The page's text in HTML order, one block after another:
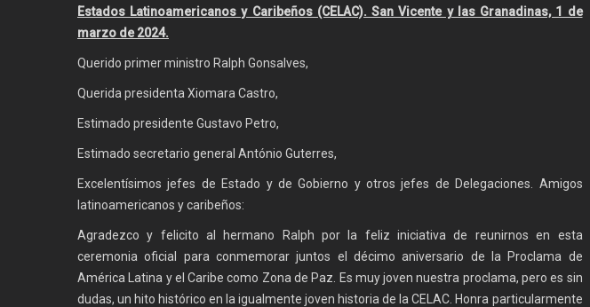
Estados Latinoamericanos y Caribeños (CELAC). San Vicente y las Granadinas, 1 de
marzo de 2024.
Querido primer ministro Ralph Gonsalves,
Querida presidenta Xiomara Castro,
Estimado presidente Gustavo Petro,
Estimado secretario general António Guterres,
Excelentísimos jefes de Estado y de Gobierno y otros jefes de Delegaciones. Amigos
latinoamericanos y caribeños:
Agradezco y felicito al hermano Ralph por la feliz iniciativa de reunirnos en esta
ceremonia oficial para conmemorar juntos el décimo aniversario de la Proclama de
América Latina y el Caribe como Zona de Paz. Es muy joven nuestra proclama, pero es sin
dudas, un hito histórico en la igualmente joven historia de la CELAC. Honra particularmente